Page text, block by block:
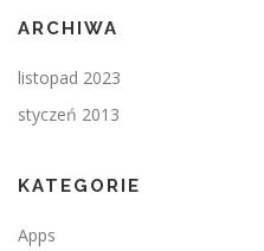
ARCHIWA
listopad 2023
styczeń 2013
KATEGORIE
Apps